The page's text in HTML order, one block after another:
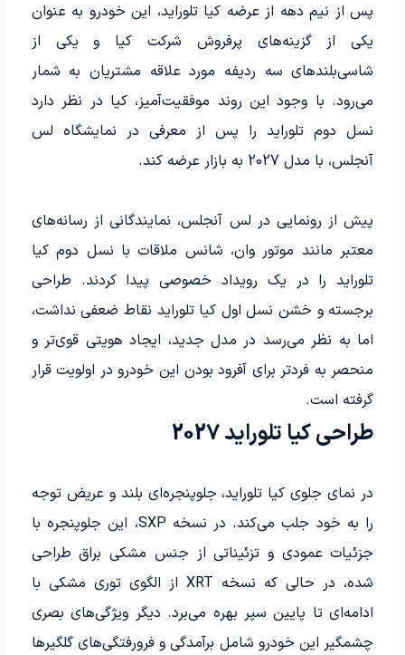
پس از نیم دهه از عرضه کیا تلوراید، این خودرو به عنوان
یکی از گزینه‌های پرفروش شرکت کیا و یکی از
شاسی‌بلندهای سه ردیفه مورد علاقه مشتریان به شمار
می‌رود. با وجود این روند موفقیت‌آمیز، کیا در نظر دارد
نسل دوم تلوراید را پس از معرفی در نمایشگاه لس
آنجلس، با مدل 2027 به بازار عرضه کند.
پیش از رونمایی در لس آنجلس، نمایندگانی از رسانه‌های
معتبر مانند موتور وان، شانس ملاقات با نسل دوم کیا
تلوراید را در یک رویداد خصوصی پیدا کردند. طراحی
برجسته و خشن نسل اول کیا تلوراید نقاط ضعفی نداشت،
اما به نظر می‌رسد در مدل جدید، ایجاد هویتی قوی‌تر و
منحصر به فردتر برای آفرود بودن این خودرو در اولویت قرار
گرفته است.
طراحی کیا تلوراید 2027
در نمای جلوی کیا تلوراید، جلوپنجره‌ای بلند و عریض توجه
را به خود جلب می‌کند. در نسخه SXP، این جلوپنجره با
جزئیات عمودی و تزئیناتی از جنس مشکی براق طراحی
شده، در حالی که نسخه XRT از الگوی توری مشکی با
ادامه‌ای تا پایین سپر بهره می‌برد. دیگر ویژگی‌های بصری
چشمگیر این خودرو شامل برآمدگی و فرورفتگی‌های گلگیرها